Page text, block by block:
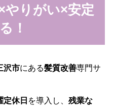
やりがい×安定
！
沢市にある髪質改善専門サ
定休日 を導入し、 残業な